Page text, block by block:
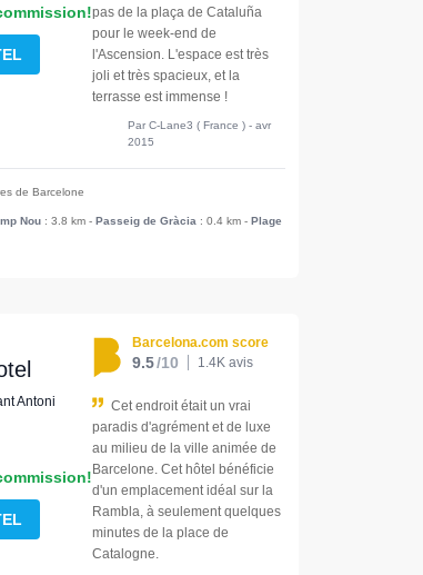
pas de la plaça de Cataluña
pour le week-end de
l'Ascension. L'espace est très
joli et très spacieux, et la
terrasse est immense !
Par C-Lane3 ( France ) - avr
2015
de Barcelone
Nou : 3.8 km-Passeig de Gràcia : 0.4 km-Plage
Antoni
Barcelona.com score
9.5/10 1.4K avis
Cet endroit était un vrai
paradis d'agrément et de luxe
au milieu de la ville animée de
Barcelone. Cet hôtel bénéficie
d'un emplacement idéal sur la
Rambla, à seulement quelques
minutes de la place de
Catalogne.